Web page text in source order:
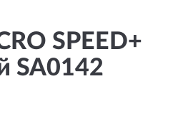
SPEED+
SA0142